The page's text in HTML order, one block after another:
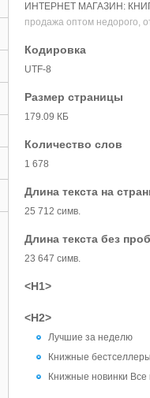
ИНТЕРНЕТ МАГАЗИН: КНИГИ,
продажа оптом недорого,
Кодировка
UTF-8
Размер страницы
179.09 КБ
Количество слов
1 678
Длина текста на
25 712 симв.
Длина текста без
23 647 симв.
<H1>
<H2>
Лучшие за неделю
Книжные
Книжные новинки Все